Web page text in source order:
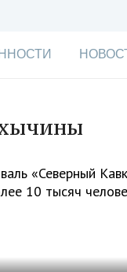
«Северный
10 тысяч